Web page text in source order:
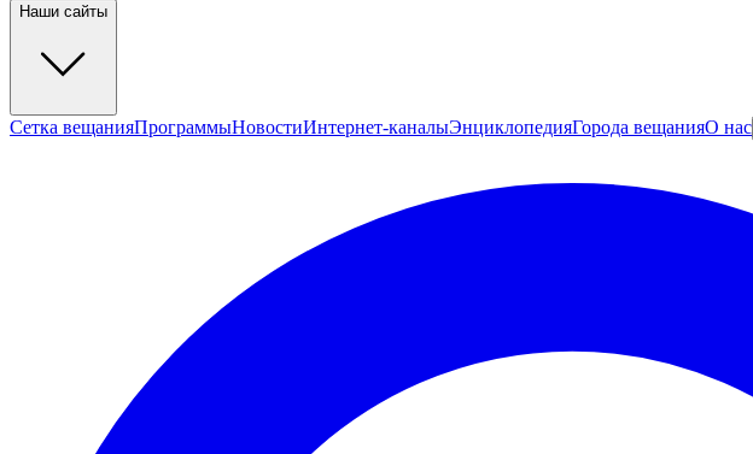
Наши сайты
Сетка вещанияПрограммыНовостиИнтернет-каналыЭнциклопедияГорода вещанияО нас